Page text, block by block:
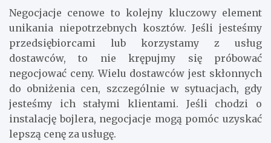
Negocjacje cenowe to kolejny kluczowy element
unikania niepotrzebnych kosztów. Jeśli jesteśmy
przedsiębiorcami lub korzystamy z usług
dostawców, to nie krępujmy się próbować
negocjować ceny. Wielu dostawców jest skłonnych
do obniżenia cen, szczególnie w sytuacjach, gdy
jesteśmy ich stałymi klientami. Jeśli chodzi o
instalację bojlera, negocjacje mogą pomóc uzyskać
lepszą cenę za usługę.